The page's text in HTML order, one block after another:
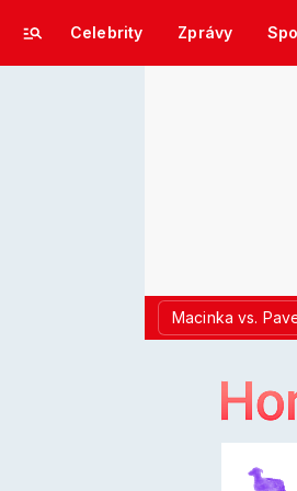
Celebrity Zprávy
Macinka vs.